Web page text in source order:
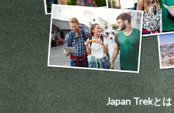
Japan Trekと